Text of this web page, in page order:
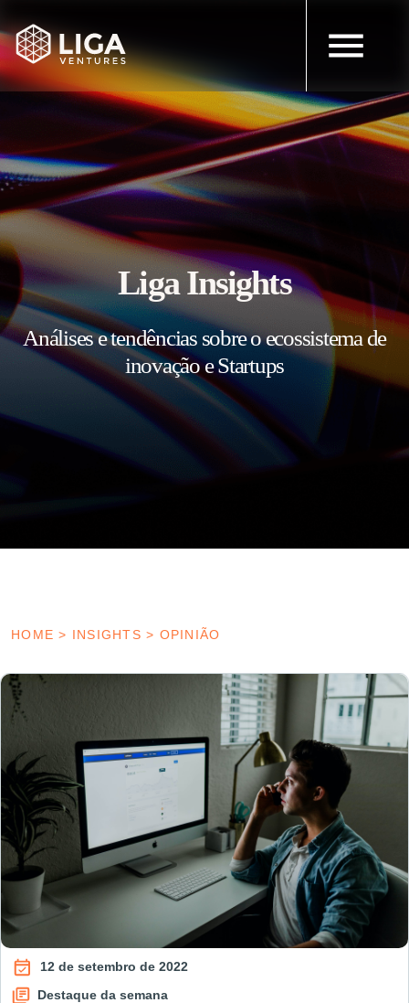
Liga Insights
Análises e tendências sobre o ecossistema de
inovação e Startups
HOME > INSIGHTS > OPINIÃO
12 de setembro de 2022
Destaque da semana